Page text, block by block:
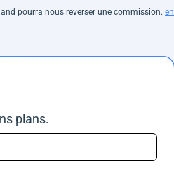
pourra nous reverser une commission. en
plans.